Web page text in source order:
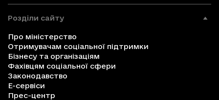
Розділи сайту
Про міністерство
Отримувачам соціальної підтримки
Бізнесу та організаціям
Фахівцям соціальної сфери
Законодавство
Е-сервіси
Прес-центр